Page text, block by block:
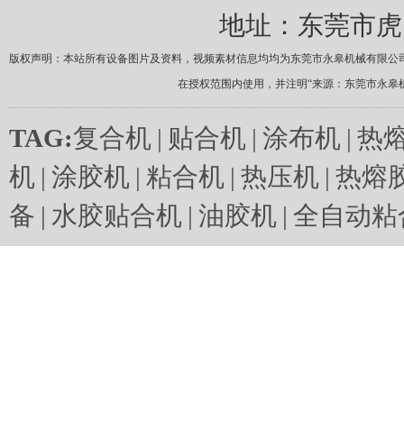
地址：东莞市
版权声明：本站所有设备图片及资料，视频素材信息均均为东莞市永皋机械有限
在授权范围内使用，并注明“来源：东莞市永
TAG:复合机 | 贴合机 | 涂布机 | 热
机 | 涂胶机 | 粘合机 | 热压机 | 热熔
备 | 水胶贴合机 | 油胶机 | 全自动粘